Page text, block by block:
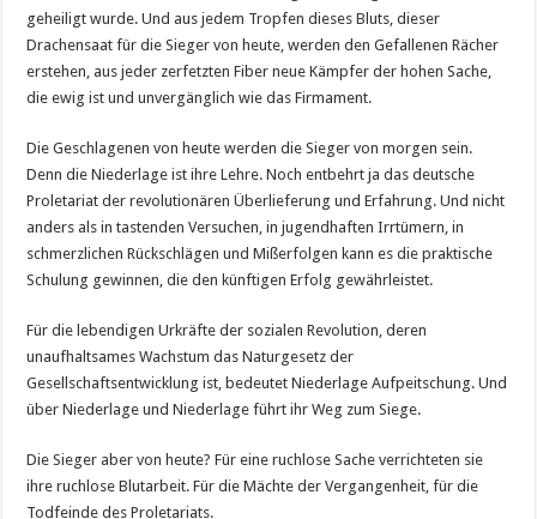
geheiligt wurde. Und aus jedem Tropfen dieses Bluts, dieser
Drachensaat für die Sieger von heute, werden den Gefallenen Rächer
erstehen, aus jeder zerfetzten Fiber neue Kämpfer der hohen Sache,
die ewig ist und unvergänglich wie das Firmament.
Die Geschlagenen von heute werden die Sieger von morgen sein.
Denn die Niederlage ist ihre Lehre. Noch entbehrt ja das deutsche
Proletariat der revolutionären Überlieferung und Erfahrung. Und nicht
anders als in tastenden Versuchen, in jugendhaften Irrtümern, in
schmerzlichen Rückschlägen und Mißerfolgen kann es die praktische
Schulung gewinnen, die den künftigen Erfolg gewährleistet.
Für die lebendigen Urkräfte der sozialen Revolution, deren
unaufhaltsames Wachstum das Naturgesetz der
Gesellschaftsentwicklung ist, bedeutet Niederlage Aufpeitschung. Und
über Niederlage und Niederlage führt ihr Weg zum Siege.
Die Sieger aber von heute? Für eine ruchlose Sache verrichteten sie
ihre ruchlose Blutarbeit. Für die Mächte der Vergangenheit, für die
Todfeinde des Proletariats.